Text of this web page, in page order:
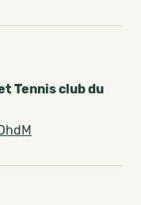
Tennis club du